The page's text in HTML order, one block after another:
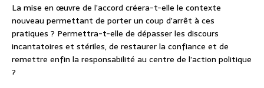
La mise en œuvre de l’accord créera-t-elle le contexte
nouveau permettant de porter un coup d’arrêt à ces
pratiques ? Permettra-t-elle de dépasser les discours
incantatoires et stériles, de restaurer la confiance et de
remettre enfin la responsabilité au centre de l’action politique
?